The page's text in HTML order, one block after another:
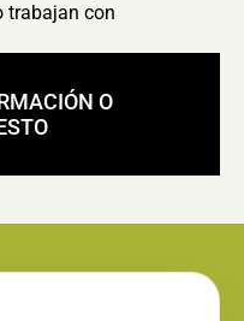
trabajan con
O